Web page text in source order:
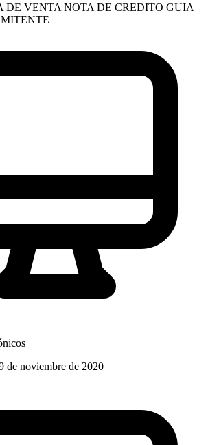
DE VENTA NOTA DE CREDITO GUIA
de noviembre de 2020